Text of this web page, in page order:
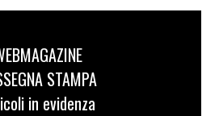
STAMPA
in evidenza